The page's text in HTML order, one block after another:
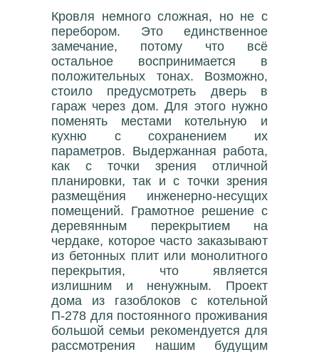
Кровля немного сложная, но не с
перебором. Это единственное
замечание, потому что всё
остальное воспринимается в
положительных тонах. Возможно,
стоило предусмотреть дверь в
гараж через дом. Для этого нужно
поменять местами котельную и
кухню с сохранением их
параметров. Выдержанная работа,
как с точки зрения отличной
планировки, так и с точки зрения
размещёния инженерно-несущих
помещений. Грамотное решение с
деревянным перекрытием на
чердаке, которое часто заказывают
из бетонных плит или монолитного
перекрытия, что является
излишним и ненужным. Проект
дома из газоблоков с котельной
П-278 для постоянного проживания
большой семьи рекомендуется для
рассмотрения нашим будущим